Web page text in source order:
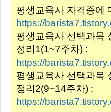
평생교육사 자격증에
https://
평생교육사 선택과목
정리1(1~7주차) :
https://
평생교육사 선택과목
정리2(9~14주차) :
https://